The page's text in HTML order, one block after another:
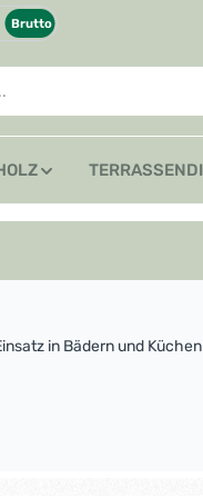
Brutto
in Bädern und